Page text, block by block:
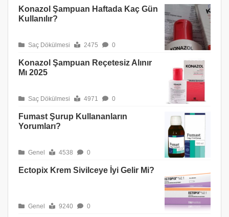
Konazol Şampuan Haftada Kaç Gün
Kullanılır?
Saç Dökülmesi 2475 0
Konazol Şampuan Reçetesiz Alınır
Mı 2025
Saç Dökülmesi 4971 0
Fumast Şurup Kullananların
Yorumları?
Genel 4538 0
Ectopix Krem Sivilceye İyi Gelir Mi?
Genel 9240 0